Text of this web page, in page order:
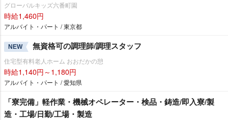
グローバルキッズ六番町園
時給1,460円
アルバイト・パート / 東京都
NEW 無資格可の調理師/調理スタッフ
住宅型有料老人ホーム おおだかの憩
時給1,140円～1,180円
アルバイト・パート / 愛知県
「寮完備」軽作業・機械オペレーター・検品・鋳造/即入寮/製
造・工場/日勤/工場・製造